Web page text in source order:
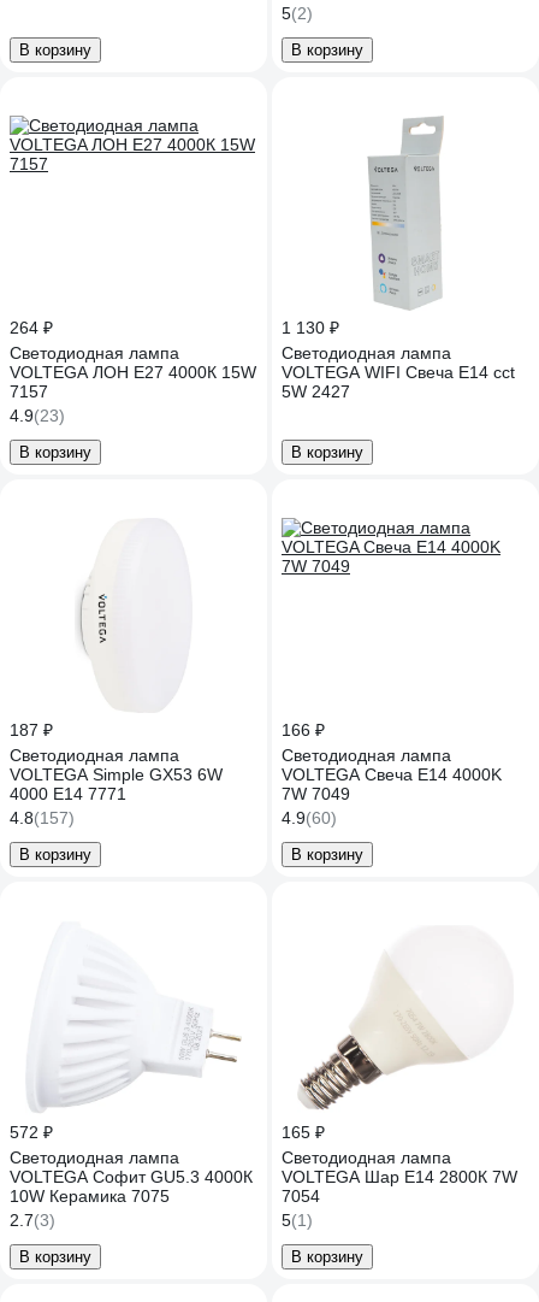
В корзину
5(2)
В корзину
264 ₽
Светодиодная лампа
VOLTEGA ЛОН E27 4000К 15W
7157
4.9(23)
В корзину
1 130 ₽
Светодиодная лампа
VOLTEGA WIFI Свеча E14 cct
5W 2427
В корзину
187 ₽
Светодиодная лампа
VOLTEGA Simple GX53 6W
4000 E14 7771
4.8(157)
В корзину
166 ₽
Светодиодная лампа
VOLTEGA Свеча E14 4000K
7W 7049
4.9(60)
В корзину
572 ₽
Светодиодная лампа
VOLTEGA Софит GU5.3 4000К
10W Керамика 7075
2.7(3)
В корзину
165 ₽
Светодиодная лампа
VOLTEGA Шар Е14 2800К 7W
7054
5(1)
В корзину